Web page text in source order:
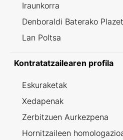
Iraunkorra
Denboraldi Baterako
Lan Poltsa
Kontratatzailearen profila
Eskuraketak
Xedapenak
Zerbitzuen Aurkezpena
Hornitzaileen